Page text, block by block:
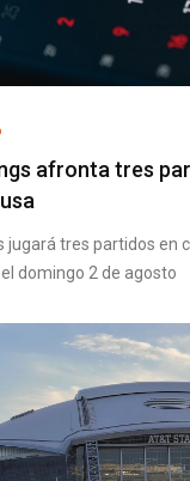
afronta tres
jugará tres partidos en
domingo 2 de agosto